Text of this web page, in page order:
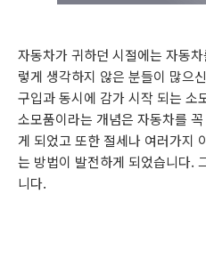
자동차가 귀하던 시절에는 자동
렇게 생각하지 않은 분들이 많으
구입과 동시에 감가 시작 되는 소
소모품이라는 개념은 자동차를
게 되었고 또한 절세나 여러가지
는 방법이 발전하게 되었습니다.
니다.